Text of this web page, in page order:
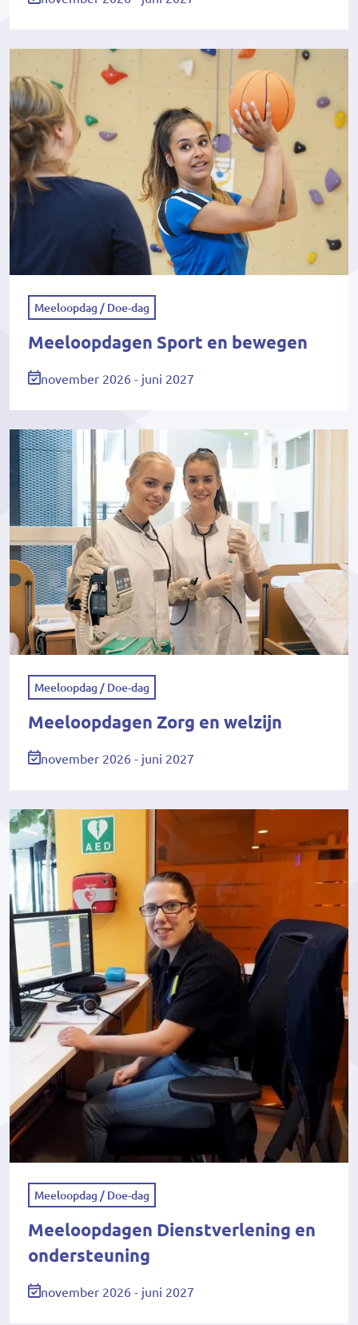
Meeloopdag / Doe-dag
Meeloopdagen Sport en bewegen
november 2026 - juni 2027
Meeloopdag / Doe-dag
Meeloopdagen Zorg en welzijn
november 2026 - juni 2027
Meeloopdag / Doe-dag
Meeloopdagen Dienstverlening en
ondersteuning
november 2026 - juni 2027